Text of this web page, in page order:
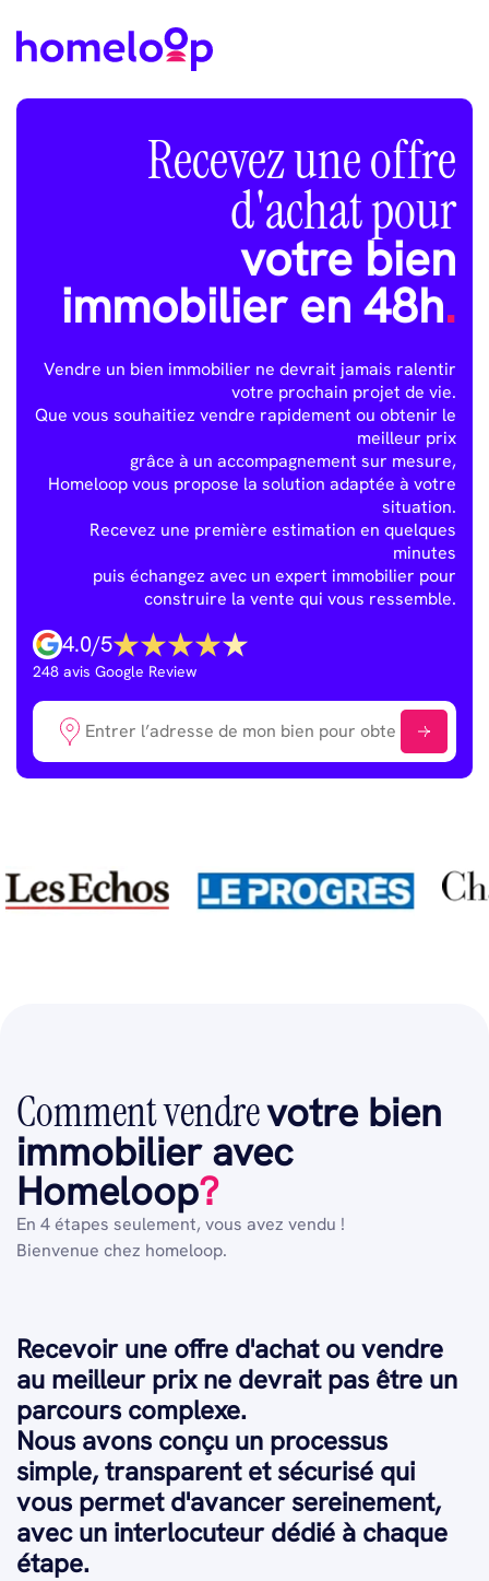
Recevez une offre
d'achat pour
votre bien
immobilier en 48h.
Vendre un bien immobilier ne devrait jamais ralentir
votre prochain projet de vie.
Que vous souhaitiez vendre rapidement ou obtenir le
meilleur prix
grâce à un accompagnement sur mesure,
Homeloop vous propose la solution adaptée à votre
situation.
Recevez une première estimation en quelques
minutes
puis échangez avec un expert immobilier pour
construire la vente qui vous ressemble.
4.0/5
248 avis Google Review
Comment vendrevotre bien
immobilier avec
Homeloop?
En 4 étapes seulement, vous avez vendu !
Bienvenue chez homeloop.
Recevoir une offre d'achat ou vendre
au meilleur prix ne devrait pas être un
parcours complexe.
Nous avons conçu un processus
simple, transparent et sécurisé qui
vous permet d'avancer sereinement,
avec un interlocuteur dédié à chaque
étape.